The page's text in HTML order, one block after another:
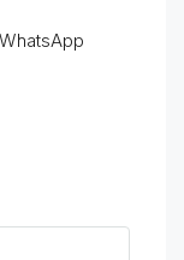
WhatsApp